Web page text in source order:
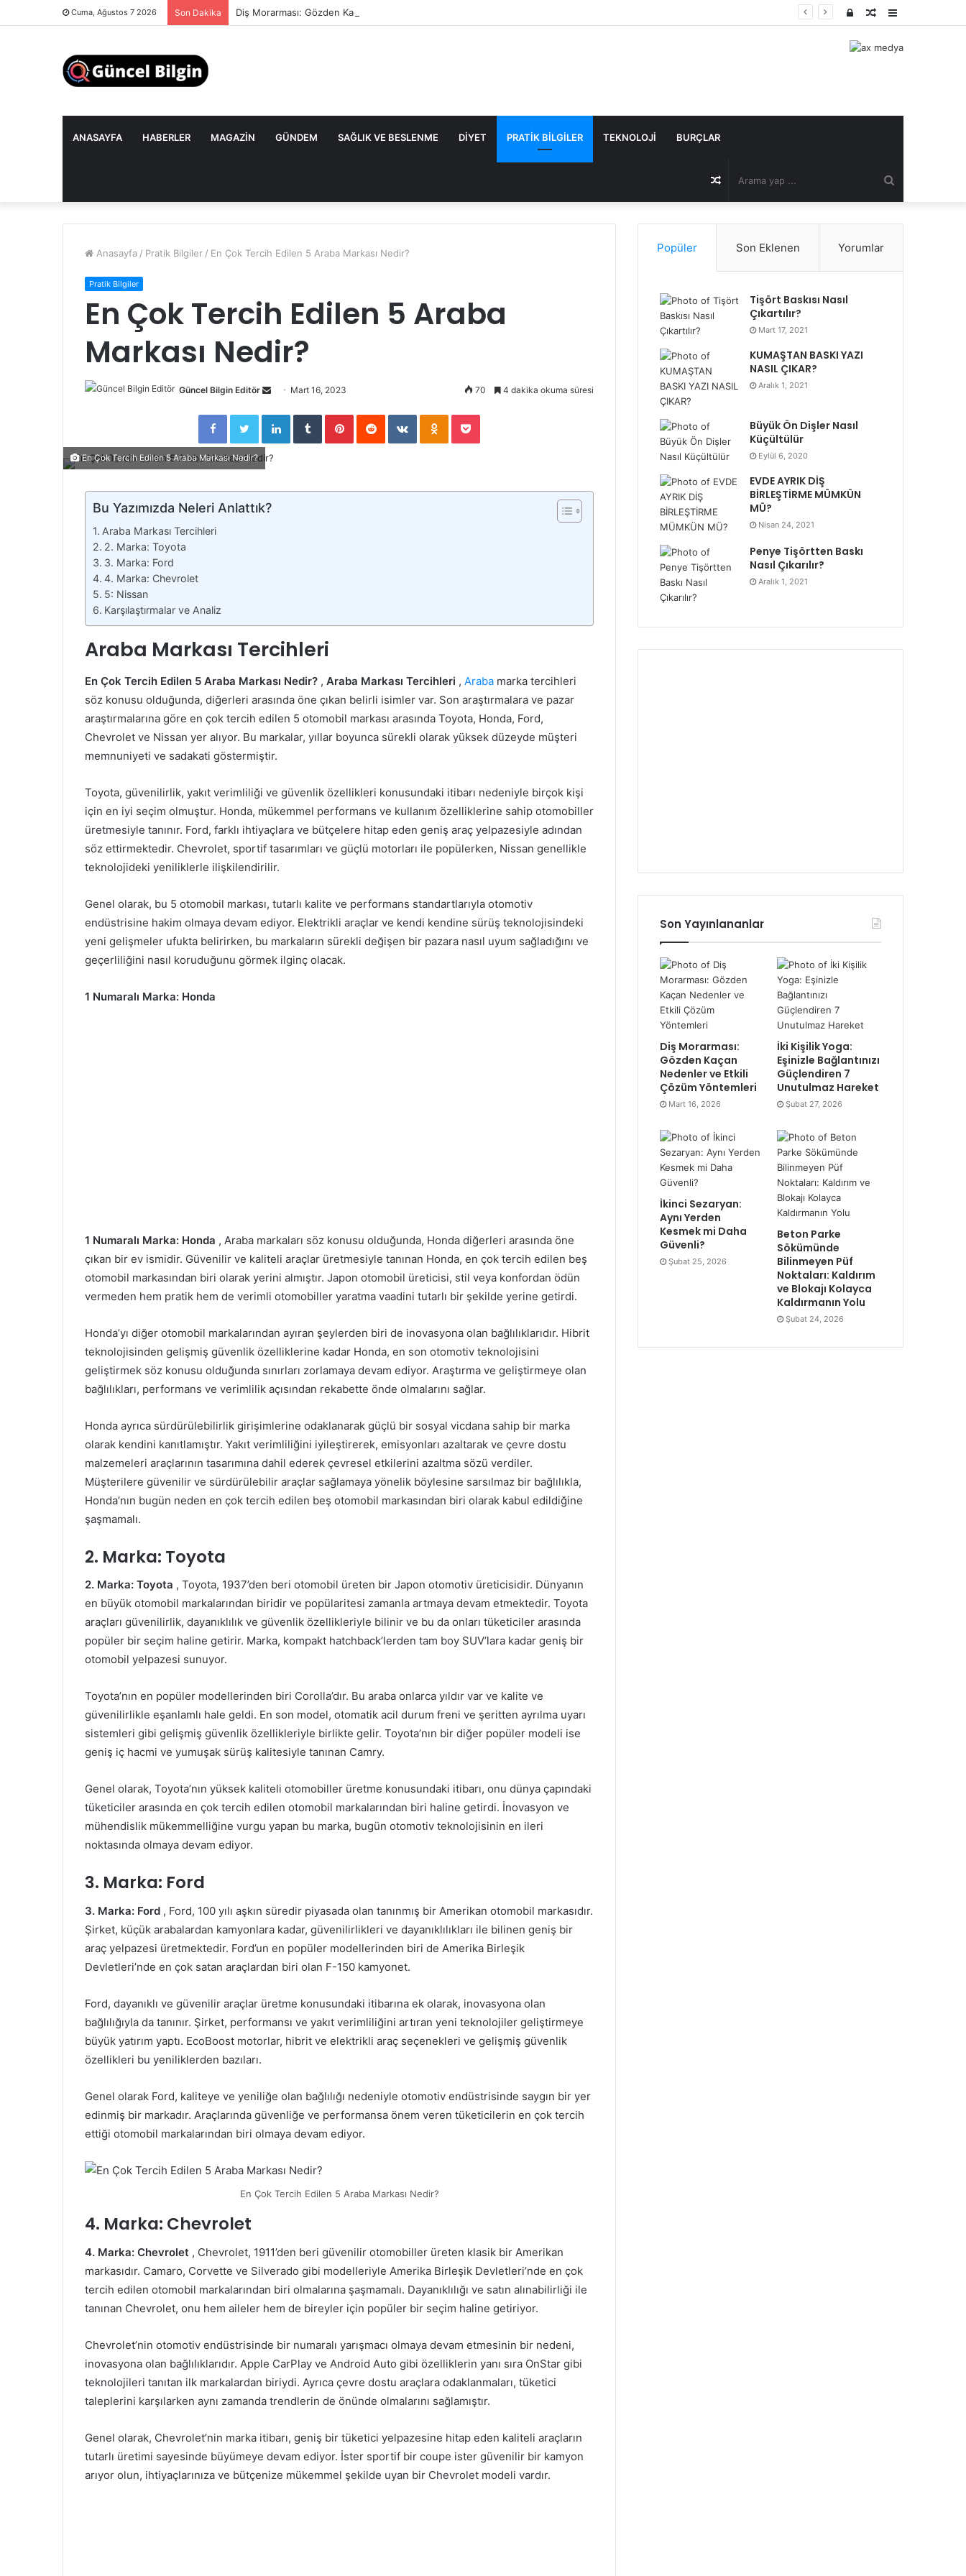
Cuma, Ağustos 7 2026 Son Dakika Diş Morarması: Gözden Kaçan Nedenler ve Etkili Çözüm Yöntemleri Kenar
Rastgele
Kayıt
ANASAYFA HABERLER MAGAZIN GÜNDEM SAĞLIK VE BESLENME DIYET PRATIK BILGILER TEKNOLOJI BURÇLAR
yap
Rastgele
Makale
Anasayfa / Pratik Bilgiler / En Çok Tercih Edilen 5 Araba Markası Nedir?
Pratik Bilgiler
En Çok Tercih Edilen 5 Araba
Markası Nedir?
Güncel Bilgin Editör
Send
email
Mart 16, 2023 70 4 dakika okuma süresi
FacebookTwitterLinkedInTumblrPinterestReddit VKontakteOdnoklassniki
Pocket
En Çok Tercih Edilen 5 Araba Markası Nedir?
Bu Yazımızda Neleri Anlattık?
Araba Markası Tercihleri
2. Marka: Toyota
3. Marka: Ford
4. Marka: Chevrolet
5: Nissan
Karşılaştırmalar ve Analiz
Araba Markası Tercihleri
En Çok Tercih Edilen 5 Araba Markası Nedir? , Araba Markası Tercihleri , Araba marka tercihleri
söz konusu olduğunda, diğerleri arasında öne çıkan belirli isimler var. Son araştırmalara ve pazar
araştırmalarına göre en çok tercih edilen 5 otomobil markası arasında Toyota, Honda, Ford,
Chevrolet ve Nissan yer alıyor. Bu markalar, yıllar boyunca sürekli olarak yüksek düzeyde müşteri
memnuniyeti ve sadakati göstermiştir.
Toyota, güvenilirlik, yakıt verimliliği ve güvenlik özellikleri konusundaki itibarı nedeniyle birçok kişi
için en iyi seçim olmuştur. Honda, mükemmel performans ve kullanım özelliklerine sahip otomobiller
üretmesiyle tanınır. Ford, farklı ihtiyaçlara ve bütçelere hitap eden geniş araç yelpazesiyle adından
söz ettirmektedir. Chevrolet, sportif tasarımları ve güçlü motorları ile popülerken, Nissan genellikle
teknolojideki yeniliklerle ilişkilendirilir.
Genel olarak, bu 5 otomobil markası, tutarlı kalite ve performans standartlarıyla otomotiv
endüstrisine hakim olmaya devam ediyor. Elektrikli araçlar ve kendi kendine sürüş teknolojisindeki
yeni gelişmeler ufukta belirirken, bu markaların sürekli değişen bir pazara nasıl uyum sağladığını ve
geçerliliğini nasıl koruduğunu görmek ilginç olacak.
1 Numaralı Marka: Honda
1 Numaralı Marka: Honda , Araba markaları söz konusu olduğunda, Honda diğerleri arasında öne
çıkan bir ev ismidir. Güvenilir ve kaliteli araçlar üretmesiyle tanınan Honda, en çok tercih edilen beş
otomobil markasından biri olarak yerini almıştır. Japon otomobil üreticisi, stil veya konfordan ödün
vermeden hem pratik hem de verimli otomobiller yaratma vaadini tutarlı bir şekilde yerine getirdi.
Honda’yı diğer otomobil markalarından ayıran şeylerden biri de inovasyona olan bağlılıklarıdır. Hibrit
teknolojisinden gelişmiş güvenlik özelliklerine kadar Honda, en son otomotiv teknolojisini
geliştirmek söz konusu olduğunda sınırları zorlamaya devam ediyor. Araştırma ve geliştirmeye olan
bağlılıkları, performans ve verimlilik açısından rekabette önde olmalarını sağlar.
Honda ayrıca sürdürülebilirlik girişimlerine odaklanarak güçlü bir sosyal vicdana sahip bir marka
olarak kendini kanıtlamıştır. Yakıt verimliliğini iyileştirerek, emisyonları azaltarak ve çevre dostu
malzemeleri araçlarının tasarımına dahil ederek çevresel etkilerini azaltma sözü verdiler.
Müşterilere güvenilir ve sürdürülebilir araçlar sağlamaya yönelik böylesine sarsılmaz bir bağlılıkla,
Honda’nın bugün neden en çok tercih edilen beş otomobil markasından biri olarak kabul edildiğine
şaşmamalı.
2. Marka: Toyota
2. Marka: Toyota , Toyota, 1937’den beri otomobil üreten bir Japon otomotiv üreticisidir. Dünyanın
en büyük otomobil markalarından biridir ve popülaritesi zamanla artmaya devam etmektedir. Toyota
araçları güvenilirlik, dayanıklılık ve güvenlik özellikleriyle bilinir ve bu da onları tüketiciler arasında
popüler bir seçim haline getirir. Marka, kompakt hatchback’lerden tam boy SUV’lara kadar geniş bir
otomobil yelpazesi sunuyor.
Toyota’nın en popüler modellerinden biri Corolla’dır. Bu araba onlarca yıldır var ve kalite ve
güvenilirlikle eşanlamlı hale geldi. En son model, otomatik acil durum freni ve şeritten ayrılma uyarı
sistemleri gibi gelişmiş güvenlik özellikleriyle birlikte gelir. Toyota’nın bir diğer popüler modeli ise
geniş iç hacmi ve yumuşak sürüş kalitesiyle tanınan Camry.
Genel olarak, Toyota’nın yüksek kaliteli otomobiller üretme konusundaki itibarı, onu dünya çapındaki
tüketiciler arasında en çok tercih edilen otomobil markalarından biri haline getirdi. İnovasyon ve
mühendislik mükemmelliğine vurgu yapan bu marka, bugün otomotiv teknolojisinin en ileri
noktasında olmaya devam ediyor.
3. Marka: Ford
3. Marka: Ford , Ford, 100 yılı aşkın süredir piyasada olan tanınmış bir Amerikan otomobil markasıdır.
Şirket, küçük arabalardan kamyonlara kadar, güvenilirlikleri ve dayanıklılıkları ile bilinen geniş bir
araç yelpazesi üretmektedir. Ford’un en popüler modellerinden biri de Amerika Birleşik
Devletleri’nde en çok satan araçlardan biri olan F-150 kamyonet.
Ford, dayanıklı ve güvenilir araçlar üretme konusundaki itibarına ek olarak, inovasyona olan
bağlılığıyla da tanınır. Şirket, performansı ve yakıt verimliliğini artıran yeni teknolojiler geliştirmeye
büyük yatırım yaptı. EcoBoost motorlar, hibrit ve elektrikli araç seçenekleri ve gelişmiş güvenlik
özellikleri bu yeniliklerden bazıları.
Genel olarak Ford, kaliteye ve yeniliğe olan bağlılığı nedeniyle otomotiv endüstrisinde saygın bir yer
edinmiş bir markadır. Araçlarında güvenliğe ve performansa önem veren tüketicilerin en çok tercih
ettiği otomobil markalarından biri olmaya devam ediyor.
En Çok Tercih Edilen 5 Araba Markası Nedir?
4. Marka: Chevrolet
4. Marka: Chevrolet , Chevrolet, 1911’den beri güvenilir otomobiller üreten klasik bir Amerikan
markasıdır. Camaro, Corvette ve Silverado gibi modelleriyle Amerika Birleşik Devletleri’nde en çok
tercih edilen otomobil markalarından biri olmalarına şaşmamalı. Dayanıklılığı ve satın alınabilirliği ile
tanınan Chevrolet, onu hem aileler hem de bireyler için popüler bir seçim haline getiriyor.
Chevrolet’nin otomotiv endüstrisinde bir numaralı yarışmacı olmaya devam etmesinin bir nedeni,
inovasyona olan bağlılıklarıdır. Apple CarPlay ve Android Auto gibi özelliklerin yanı sıra OnStar gibi
teknolojileri tanıtan ilk markalardan biriydi. Ayrıca çevre dostu araçlara odaklanmaları, tüketici
taleplerini karşılarken aynı zamanda trendlerin de önünde olmalarını sağlamıştır.
Genel olarak, Chevrolet’nin marka itibarı, geniş bir tüketici yelpazesine hitap eden kaliteli araçların
tutarlı üretimi sayesinde büyümeye devam ediyor. İster sportif bir coupe ister güvenilir bir kamyon
arıyor olun, ihtiyaçlarınıza ve bütçenize mükemmel şekilde uyan bir Chevrolet modeli vardır.
Popüler Son Eklenen Yorumlar
Tişört Baskısı Nasıl
Çıkartılır?
Mart 17, 2021
KUMAŞTAN BASKI YAZI
NASIL ÇIKAR?
Aralık 1, 2021
Büyük Ön Dişler Nasıl
Küçültülür
Eylül 6, 2020
EVDE AYRIK DİŞ
BİRLEŞTİRME MÜMKÜN
MÜ?
Nisan 24, 2021
Penye Tişörtten Baskı
Nasıl Çıkarılır?
Aralık 1, 2021
Son Yayınlananlar
Diş Morarması:
Gözden Kaçan
Nedenler ve Etkili
Çözüm Yöntemleri
Mart 16, 2026
İki Kişilik Yoga:
Eşinizle Bağlantınızı
Güçlendiren 7
Unutulmaz Hareket
Şubat 27, 2026
İkinci Sezaryan:
Aynı Yerden
Kesmek mi Daha
Güvenli?
Şubat 25, 2026
Beton Parke
Sökümünde
Bilinmeyen Püf
Noktaları: Kaldırım
ve Blokajı Kolayca
Kaldırmanın Yolu
Şubat 24, 2026